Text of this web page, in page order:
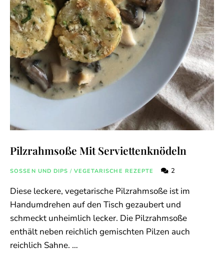
Pilzrahmsoße Mit Serviettenknödeln
SOSSEN UND DIPS / VEGETARISCHE REZEPTE 2
Diese leckere, vegetarische Pilzrahmsoße ist im
Handumdrehen auf den Tisch gezaubert und
schmeckt unheimlich lecker. Die Pilzrahmsoße
enthält neben reichlich gemischten Pilzen auch
reichlich Sahne. …